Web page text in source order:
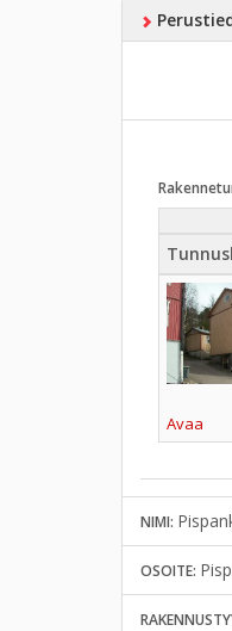
Avaa
NIMI:
OSOITE: